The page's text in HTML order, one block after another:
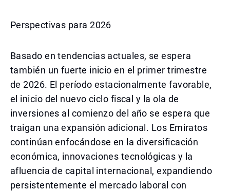
Perspectivas para 2026
Basado en tendencias actuales, se espera
también un fuerte inicio en el primer trimestre
de 2026. El período estacionalmente favorable,
el inicio del nuevo ciclo fiscal y la ola de
inversiones al comienzo del año se espera que
traigan una expansión adicional. Los Emiratos
continúan enfocándose en la diversificación
económica, innovaciones tecnológicas y la
afluencia de capital internacional, expandiendo
persistentemente el mercado laboral con